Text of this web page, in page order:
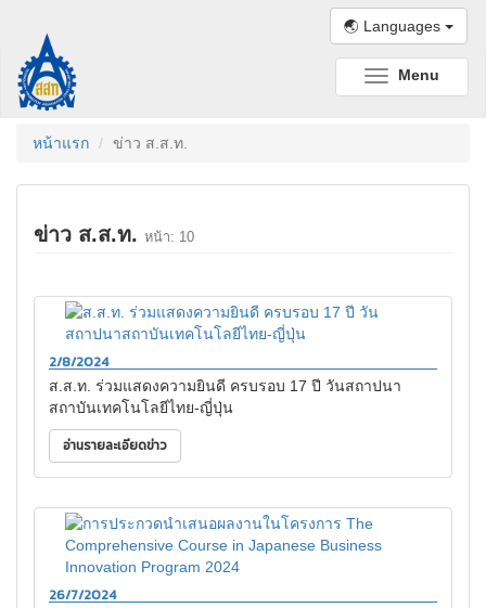
🌏 Languages
Toggle
navigation
Menu
หน้าแรก ข่าว ส.ส.ท.
ข่าว ส.ส.ท. หน้า: 10
2/8/2024
ส.ส.ท. ร่วมแสดงความยินดี ครบรอบ 17 ปี วันสถาปนา
สถาบันเทคโนโลยีไทย-ญี่ปุ่น
อ่านรายละเอียดข่าว
26/7/2024